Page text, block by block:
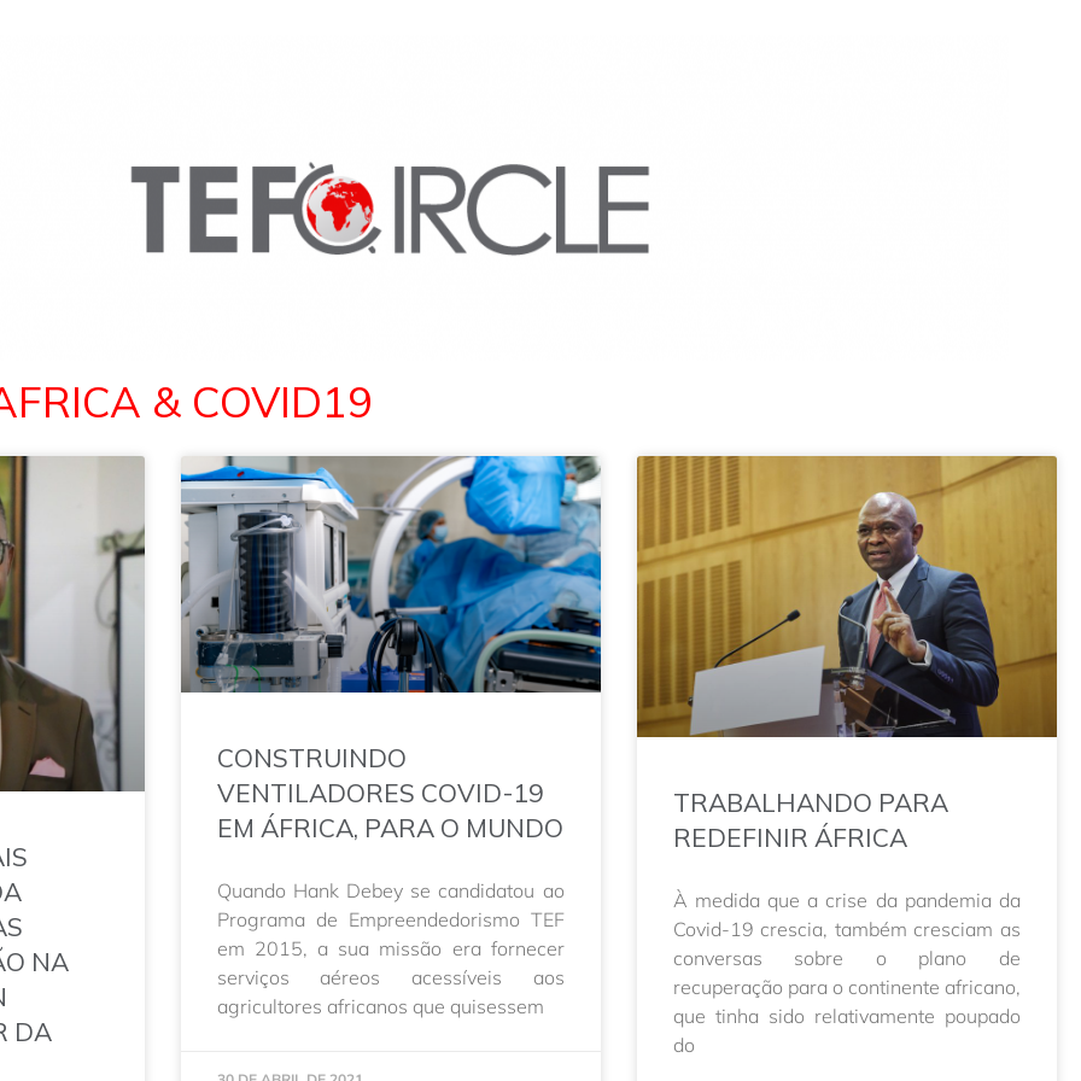
& COVID19
NA
DA
CONSTRUINDO
VENTILADORES COVID-19
EM ÁFRICA, PARA O MUNDO
Quando Hank Debey se candidatou ao
Programa de Empreendedorismo TEF
em 2015, a sua missão era fornecer
serviços aéreos acessíveis aos
agricultores africanos que quisessem
TRABALHANDO PARA
REDEFINIR ÁFRICA
À medida que a crise da pandemia da
Covid-19 crescia, também cresciam as
conversas sobre o plano de
recuperação para o continente africano,
que tinha sido relativamente poupado
do